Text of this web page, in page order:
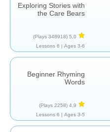
Exploring Stories with
the Care Bears
5,0
(348918 Plays)
Ages 3-6 |
6 Lessons
Beginner Rhyming
Words
4,9
(2258 Plays)
Ages 3-5 |
6 Lessons